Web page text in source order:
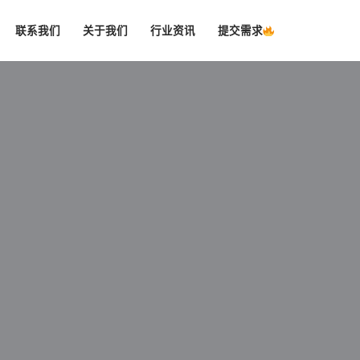
联系我们 关于我们 行业资讯 提交需求